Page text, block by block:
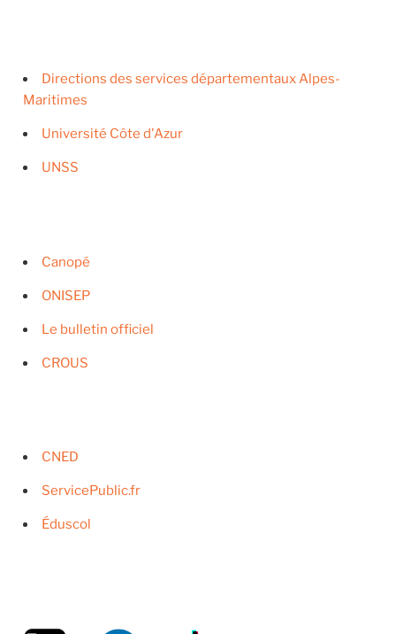
Directions des services départementaux Alpes-
Maritimes
Université Côte d'Azur
UNSS
Canopé
ONISEP
Le bulletin officiel
CROUS
CNED
ServicePublic.fr
Éduscol